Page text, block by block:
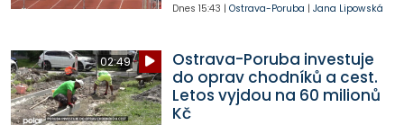
Dnes 15:43 | Ostrava-Poruba | Jana Lipowská
02:49
Ostrava-Poruba investuje
do oprav chodníků a cest.
Letos vyjdou na 60 milionů
Kč